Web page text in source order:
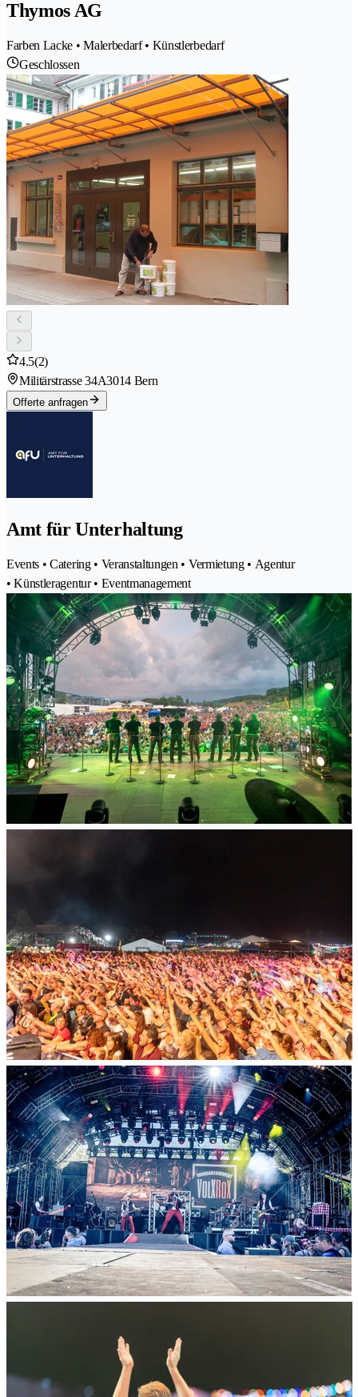
Thymos AG
Farben Lacke • Malerbedarf • Künstlerbedarf
Geschlossen
4.5(2)
Militärstrasse 34A3014 Bern
Offerte anfragen
Amt für Unterhaltung
Events • Catering • Veranstaltungen • Vermietung • Agentur
• Künstleragentur • Eventmanagement